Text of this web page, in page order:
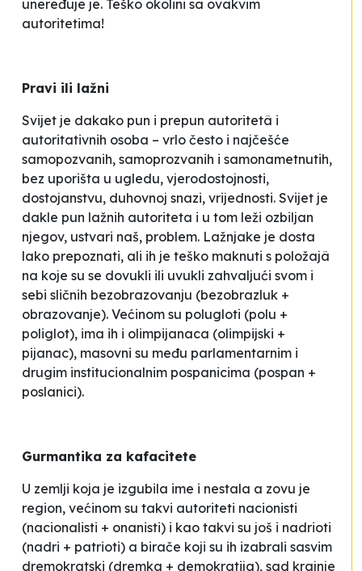
uneređuje je. Teško okolini sa ovakvim
autoritetima!
Pravi ili lažni
Svijet je dakako pun i prepun autoritetâ i
autoritativnih osoba – vrlo često i najčešće
samopozvanih, samoprozvanih i samonametnutih,
bez uporišta u ugledu, vjerodostojnosti,
dostojanstvu, duhovnoj snazi, vrijednosti. Svijet je
dakle pun lažnih autoriteta i u tom leži ozbiljan
njegov, ustvari naš, problem. Lažnjake je dosta
lako prepoznati, ali ih je teško maknuti s položajâ
na koje su se dovukli ili uvukli zahvaljući svom i
sebi sličnih bezobrazovanju (bezobrazluk +
obrazovanje). Većinom su polugloti (polu +
poliglot), ima ih i olimpijanaca (olimpijski +
pijanac), masovni su među parlamentarnim i
drugim institucionalnim pospanicima (pospan +
poslanici).
Gurmantika za kafacitete
U zemlji koja je izgubila ime i nestala a zovu je
region, većinom su takvi autoriteti nacionisti
(nacionalisti + onanisti) i kao takvi su još i nadrioti
(nadri + patrioti) a birače koji su ih izabrali sasvim
dremokratski (dremka + demokratija), sad krajnje